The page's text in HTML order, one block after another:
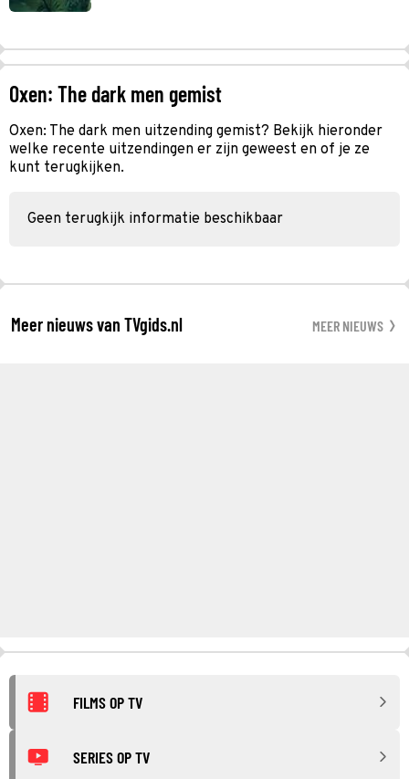
Oxen: The dark men gemist
Oxen: The dark men uitzending gemist? Bekijk hieronder
welke recente uitzendingen er zijn geweest en of je ze
kunt terugkijken.
Geen terugkijk informatie beschikbaar
Meer nieuws van TVgids.nl MEER NIEUWS
FILMS OP TV
SERIES OP TV